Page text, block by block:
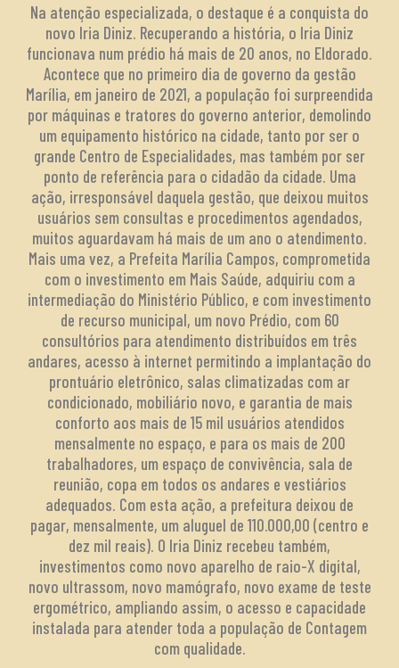
Na atenção especializada, o destaque é a conquista do
novo Iria Diniz. Recuperando a história, o Iria Diniz
funcionava num prédio há mais de 20 anos, no Eldorado.
Acontece que no primeiro dia de governo da gestão
Marília, em janeiro de 2021, a população foi surpreendida
por máquinas e tratores do governo anterior, demolindo
um equipamento histórico na cidade, tanto por ser o
grande Centro de Especialidades, mas também por ser
ponto de referência para o cidadão da cidade. Uma
ação, irresponsável daquela gestão, que deixou muitos
usuários sem consultas e procedimentos agendados,
muitos aguardavam há mais de um ano o atendimento.
Mais uma vez, a Prefeita Marília Campos, comprometida
com o investimento em Mais Saúde, adquiriu com a
intermediação do Ministério Público, e com investimento
de recurso municipal, um novo Prédio, com 60
consultórios para atendimento distribuídos em três
andares, acesso à internet permitindo a implantação do
prontuário eletrônico, salas climatizadas com ar
condicionado, mobiliário novo, e garantia de mais
conforto aos mais de 15 mil usuários atendidos
mensalmente no espaço, e para os mais de 200
trabalhadores, um espaço de convivência, sala de
reunião, copa em todos os andares e vestiários
adequados. Com esta ação, a prefeitura deixou de
pagar, mensalmente, um aluguel de 110.000,00 (centro e
dez mil reais). O Iria Diniz recebeu também,
investimentos como novo aparelho de raio-X digital,
novo ultrassom, novo mamógrafo, novo exame de teste
ergométrico, ampliando assim, o acesso e capacidade
instalada para atender toda a população de Contagem
com qualidade.